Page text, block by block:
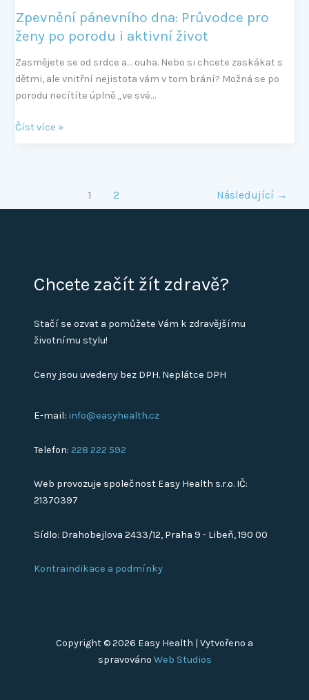
Zpevnění pánevního dna: Průvodce pro
ženy po porodu i aktivní život
Zasmějete se od srdce a… ouha. Nebo si chcete zaskákat s
dětmi, ale vnitřní nejistota vám v tom brání? Možná se po
porodu necítíte úplně „ve své…
Číst více »
1 2 Následující →
Chcete začít žít zdravě?
Stačí se ozvat a pomůžete Vám k zdravějšímu
životnímu stylu!
Ceny jsou uvedeny bez DPH. Neplátce DPH
E-mail: info@easyhealth.cz
Telefon:228 222 592
Web provozuje společnost Easy Health s.r.o. IČ:
21370397
Sídlo: Drahobejlova 2433/12, Praha 9 - Libeň, 190 00
Kontraindikace a podmínky
Copyright © 2026 Easy Health | Vytvořeno a
spravováno Web Studios